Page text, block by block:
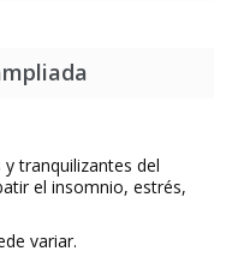
tranquilizantes del
el insomnio, estrés,
variar.